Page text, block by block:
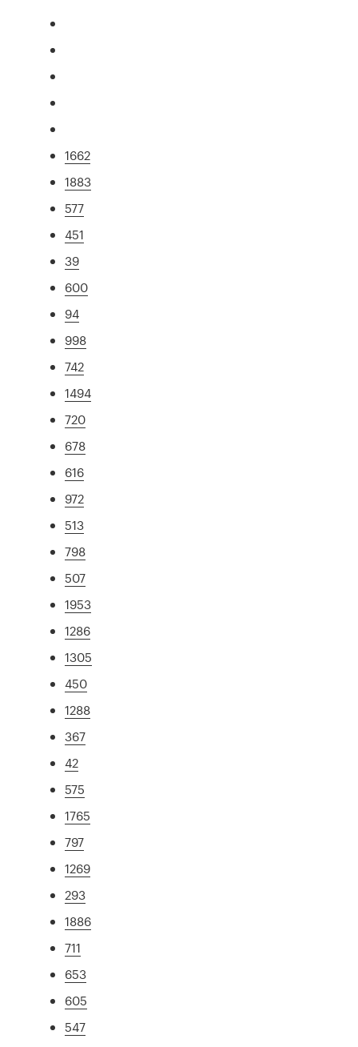
1662
1883
577
451
39
600
94
998
742
1494
720
678
616
972
513
798
507
1953
1286
1305
450
1288
367
42
575
1765
797
1269
293
1886
711
653
605
547